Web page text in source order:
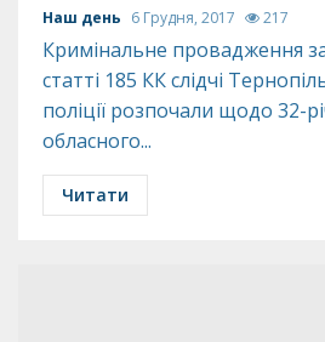
Наш день 6 Грудня, 2017 217
Кримінальне провадження
статті 185 КК слідчі
поліції розпочали щодо 32-
обласного...
Читати